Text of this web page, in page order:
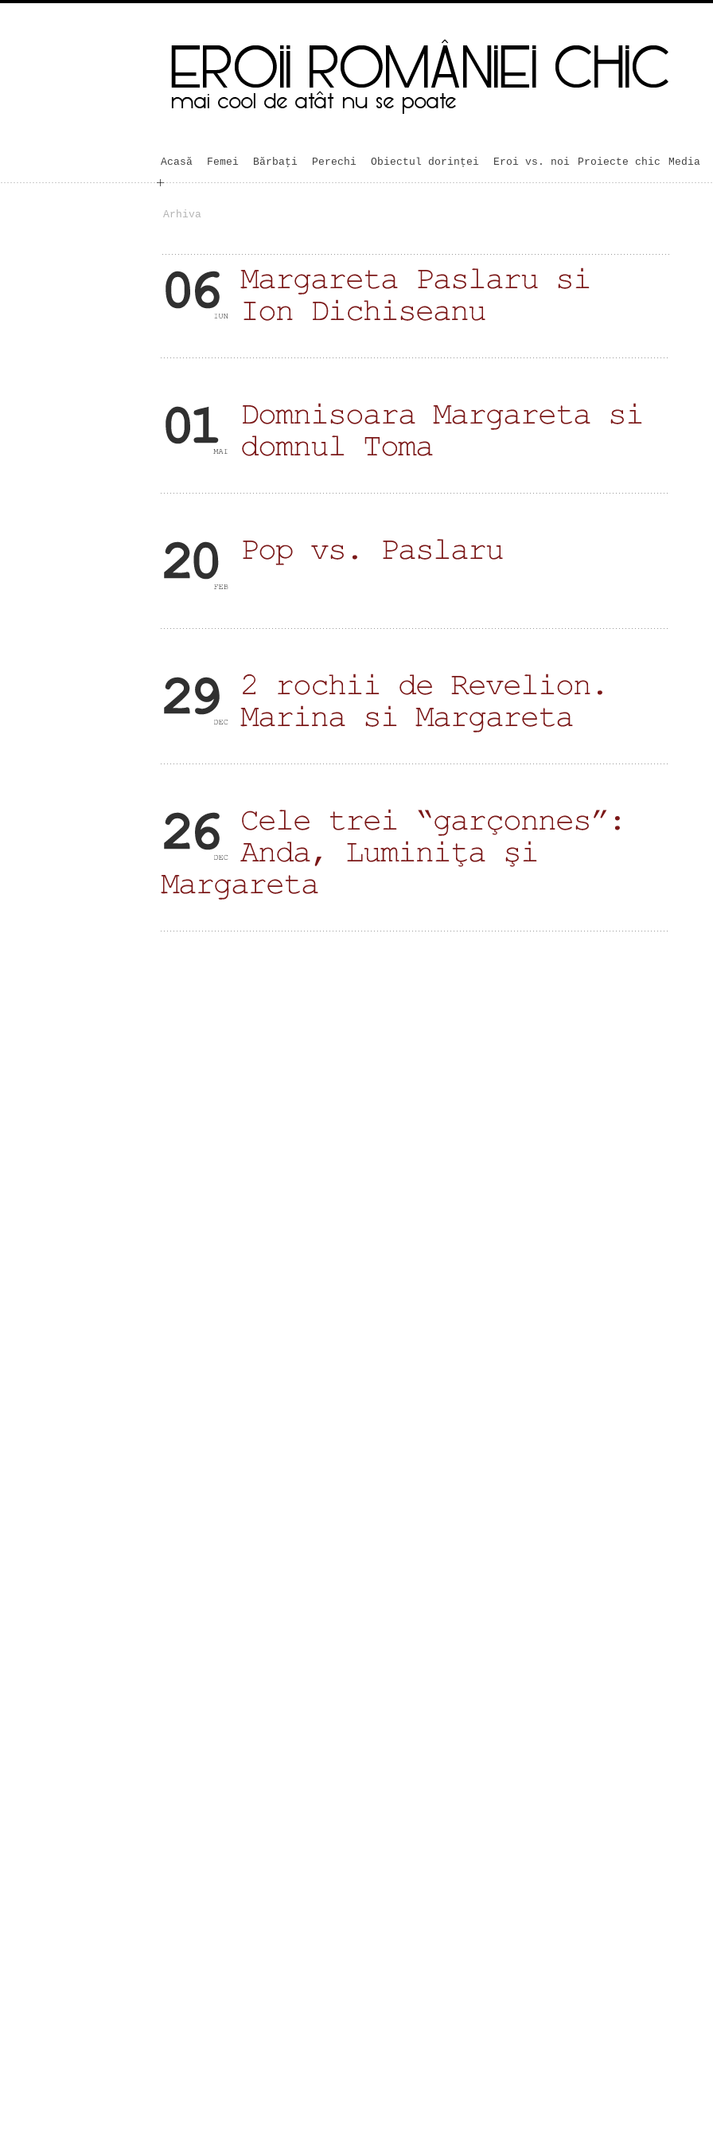
Acasă Femei Bărbaţi Perechi Obiectul dorinței Eroi vs. noi Proiecte chic Media
Arhiva